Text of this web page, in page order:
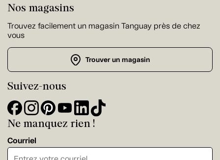
Nos magasins
Trouvez facilement un magasin Tanguay près de chez
vous
Trouver un magasin
Suivez-nous
Ne manquez rien !
Courriel